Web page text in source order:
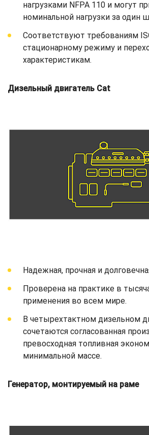
нагрузками NFPA 110 и могут
номинальной нагрузки за один
Соответствуют требованиям
стационарному режиму и
характеристикам.
Дизельный двигатель Cat
Надежная, прочная и
Проверена на практике в
применения во всем мире.
В четырехтактном дизельном
сочетаются согласованная
превосходная топливная
минимальной массе.
Генератор, монтируемый на раме